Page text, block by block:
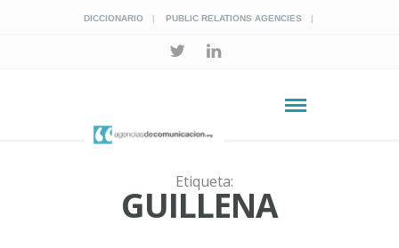
DICCIONARIO PUBLIC RELATIONS AGENCIES
Etiqueta:
GUILLENA